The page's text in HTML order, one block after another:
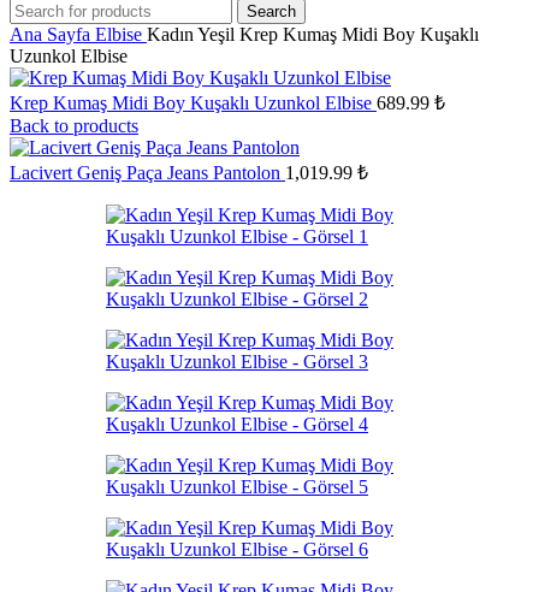
Search
Ana Sayfa Elbise Kadın Yeşil Krep Kumaş Midi Boy Kuşaklı
Uzunkol Elbise
Krep Kumaş Midi Boy Kuşaklı Uzunkol Elbise 689.99 ₺
Back to products
Lacivert Geniş Paça Jeans Pantolon 1,019.99 ₺